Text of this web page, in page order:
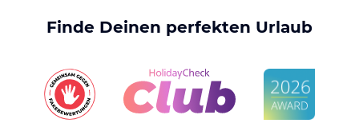
Finde Deinen perfekten Urlaub